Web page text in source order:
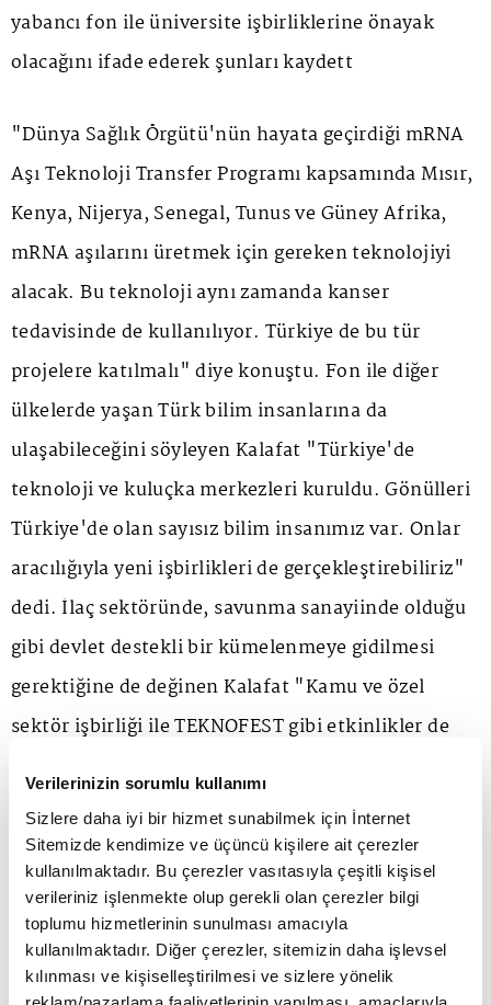
Verilerinizin sorumlu kullanımı
Sizlere daha iyi bir hizmet sunabilmek için İnternet
Sitemizde kendimize ve üçüncü kişilere ait çerezler
kullanılmaktadır. Bu çerezler vasıtasıyla çeşitli kişisel
verileriniz işlenmekte olup gerekli olan çerezler bilgi
toplumu hizmetlerinin sunulması amacıyla
kullanılmaktadır. Diğer çerezler, sitemizin daha işlevsel
kılınması ve kişiselleştirilmesi ve sizlere yönelik
reklam/pazarlama faaliyetlerinin yapılması, amaçlarıyla
yabancı fon ile üniversite işbirliklerine önayak
olacağını ifade ederek şunları kaydett
"Dünya Sağlık Örgütü'nün hayata geçirdiği mRNA
Aşı Teknoloji Transfer Programı kapsamında Mısır,
Kenya, Nijerya, Senegal, Tunus ve Güney Afrika,
mRNA aşılarını üretmek için gereken teknolojiyi
alacak. Bu teknoloji aynı zamanda kanser
tedavisinde de kullanılıyor. Türkiye de bu tür
projelere katılmalı" diye konuştu. Fon ile diğer
ülkelerde yaşan Türk bilim insanlarına da
ulaşabileceğini söyleyen Kalafat "Türkiye'de
teknoloji ve kuluçka merkezleri kuruldu. Gönülleri
Türkiye'de olan sayısız bilim insanımız var. Onlar
aracılığıyla yeni işbirlikleri de gerçekleştirebiliriz"
dedi. İlaç sektöründe, savunma sanayiinde olduğu
gibi devlet destekli bir kümelenmeye gidilmesi
gerektiğine de değinen Kalafat "Kamu ve özel
sektör işbirliği ile TEKNOFEST gibi etkinlikler de
moleküler biyoloji ve genetik gibi bölümler açıldı.
Buradaki öğrencileri teşvik etmek gerek."
"İlaçta cari açık kendi molekül ve patentimizle
kapatılır"